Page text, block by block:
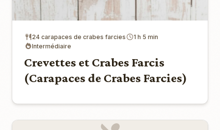
24 carapaces de crabes farcies
1 h 5 min
Intermédiaire
Crevettes et Crabes Farcis
(Carapaces de Crabes Farcies)